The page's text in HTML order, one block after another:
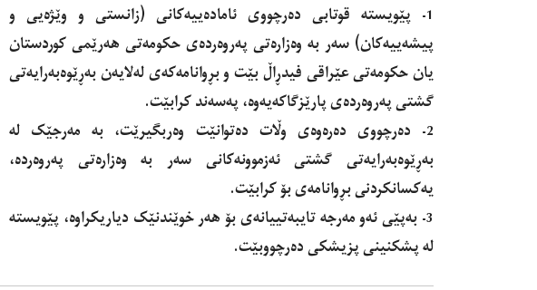
1- پێویسته‌ قوتابی دەرچووی ئامادەییەکانی (زانستی و وێژەیی و
پیشەییەکان) سەر بە وەزارەتی پەروەردەی حكومه‌تی هەرێمی کوردستان
یان حکومەتی عێراقی فیدڕاڵ بێت و بڕوانامەکەی لەلایەن بەڕێوەبەرایەتی
گشتی پەروەردەی پارێزگاکەیەوە، پەسەند کرابێت.
2- دەرچووى دەرەوەی وڵات ده‌توانێت وه‌ربگیرێت، بە مەرجێک لە
بەڕێوەبەرایەتی گشتی ئەزموونەکانی سەر بە وەزارەتی پەروەردە،
یه‌كسانكردنى بڕوانامەی بۆ کرابێت.
3- بەپێی ئەو مەرجە تایبەتییانەی بۆ هەر خوێندنێک دیاریکراوە، پێویسته‌
لە پشکنینی پزیشکی دەرچووبێت.